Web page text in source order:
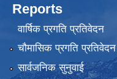
Reports
वार्षिक प्रगति प्रतिवेदन
चौमासिक प्रगति प्रतिवेदन
सार्वजनिक सुनुवाई